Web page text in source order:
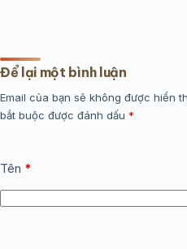
Để lại một bình luận
Email của bạn sẽ không được hiển
bắt buộc được đánh dấu *
Tên *